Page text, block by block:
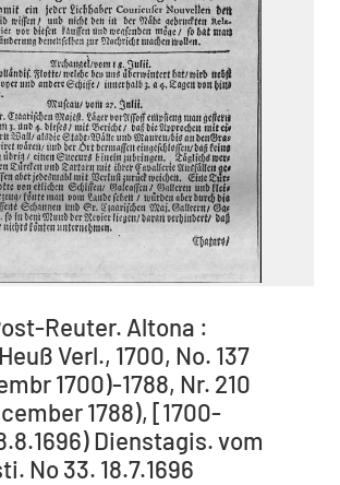
Reuter. Altona :
Verl., 1700, No. 137
1700)-1788, Nr. 210
1788), [1700-
Dienstagis. vom
No 33. 18.7.1696